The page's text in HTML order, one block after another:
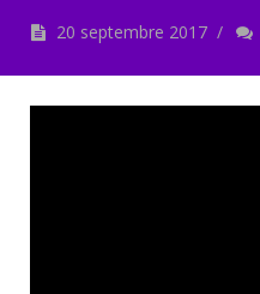
20 septembre 2017 /